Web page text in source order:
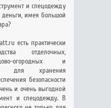
и спецодежду
деньги, имея большой
есть практически
отделочных,
огородных и
для хранения
безопасности
и очень выгодной
и спецодежду. В